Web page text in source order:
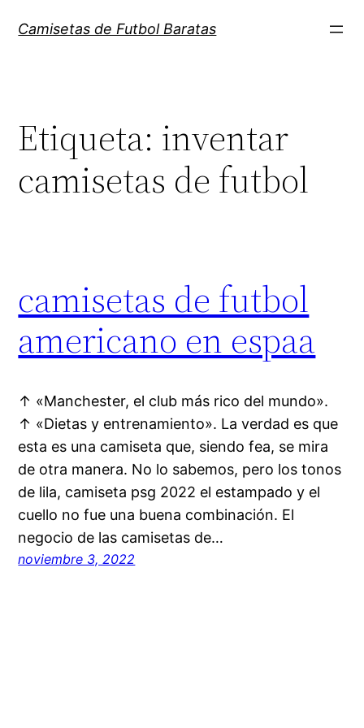
Camisetas de Futbol Baratas
Etiqueta: inventar
camisetas de futbol
camisetas de futbol
americano en espaa
↑ «Manchester, el club más rico del mundo».
↑ «Dietas y entrenamiento». La verdad es que
esta es una camiseta que, siendo fea, se mira
de otra manera. No lo sabemos, pero los tonos
de lila, camiseta psg 2022 el estampado y el
cuello no fue una buena combinación. El
negocio de las camisetas de…
noviembre 3, 2022